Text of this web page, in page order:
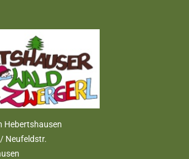
Hebertshausen
Neufeldstr.